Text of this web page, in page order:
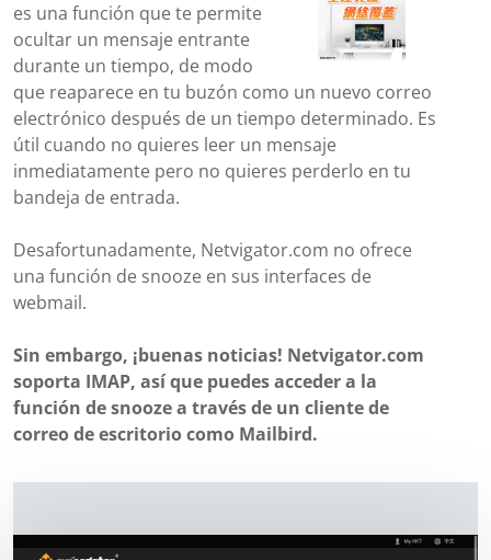
es una función que te permite
ocultar un mensaje entrante
durante un tiempo, de modo
que reaparece en tu buzón como un nuevo correo
electrónico después de un tiempo determinado. Es
útil cuando no quieres leer un mensaje
inmediatamente pero no quieres perderlo en tu
bandeja de entrada.
Desafortunadamente, Netvigator.com no ofrece
una función de snooze en sus interfaces de
webmail.
Sin embargo, ¡buenas noticias! Netvigator.com
soporta IMAP, así que puedes acceder a la
función de snooze a través de un cliente de
correo de escritorio como Mailbird.